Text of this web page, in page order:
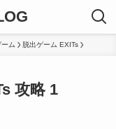
ーム 脱出ゲーム EXITs
攻略 1